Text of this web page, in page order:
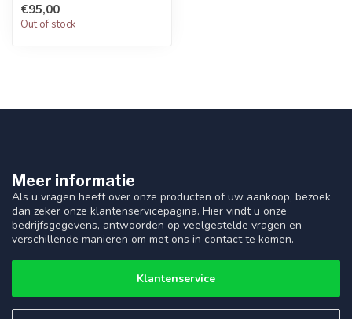
J600L, SM-J600...
€95,00
Out of stock
Meer informatie
Als u vragen heeft over onze producten of uw aankoop, bezoek
dan zeker onze klantenservicepagina. Hier vindt u onze
bedrijfsgegevens, antwoorden op veelgestelde vragen en
verschillende manieren om met ons in contact te komen.
Klantenservice